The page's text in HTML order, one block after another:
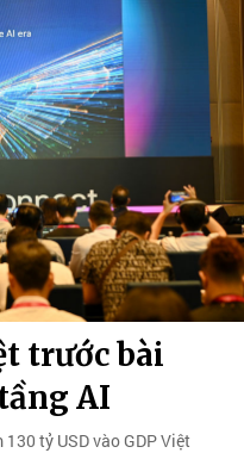
trước bài
AI
tỷ USD vào GDP Việt